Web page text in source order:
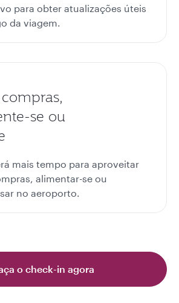
para obter atualizações úteis
da viagem.
se ou
mais tempo para aproveitar
alimentar-se ou
no aeroporto.
o check-in agora